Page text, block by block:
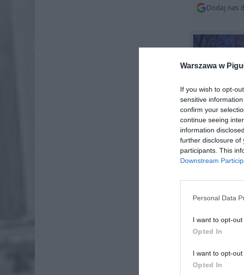
Warszawa w
If you wish to opt-
sensitive
confirm your
continue seeing
information
further disclosure of
participants. This
Downstream
Personal Data
I want to opt-
Opted In
I want to opt-
Opted In
Dodaj nas
uliczkach to
I nie chodzi